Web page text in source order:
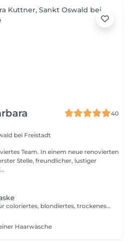
40
bei Freistadt
Team. In einem neue renovierten
Stelle, freundlicher, lustiger
Intensive Haarmaske, für coloriertes, blondiertes, trockenes , sprödes Haar
Haarwäsche